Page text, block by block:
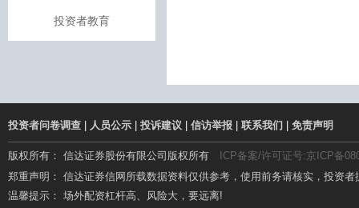
投资者教育
投资者问卷调查 人员公示 投诉建议 信访举报 联系我们 免责声明
版权所有： 信达证券股份有限公司版权所有
ICP备案/许可证号:京ICP备
郑重声明： 信达证券信网所载数据资料仅供参考，使用前务请核实，投资
温馨提示： 场外配资杠杆高、风险大，要远离!